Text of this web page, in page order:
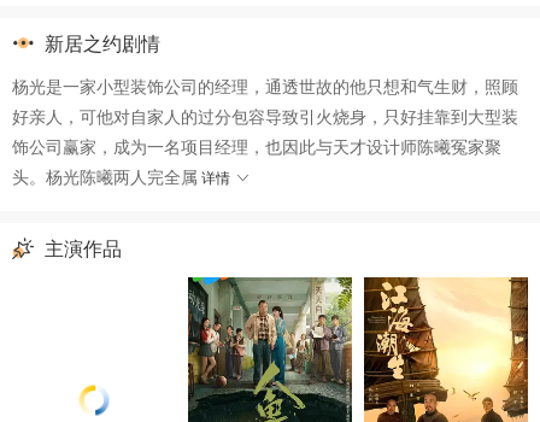
新居之约剧情
杨光是一家小型装饰公司的经理，通透世故的他只想和气生财，照顾
好亲人，可他对自家人的过分包容导致引火烧身，只好挂靠到大型装
饰公司赢家，成为一名项目经理，也因此与天才设计师陈曦冤家聚
头。杨光陈曦两人完全属 详情
主演作品